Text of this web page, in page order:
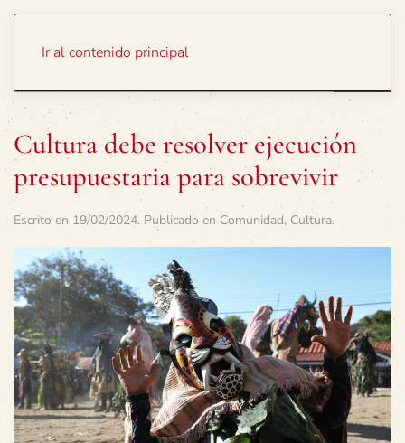
Ir al contenido principal
Cultura debe resolver ejecución
presupuestaria para sobrevivir
Escrito en 19/02/2024. Publicado en Comunidad, Cultura.